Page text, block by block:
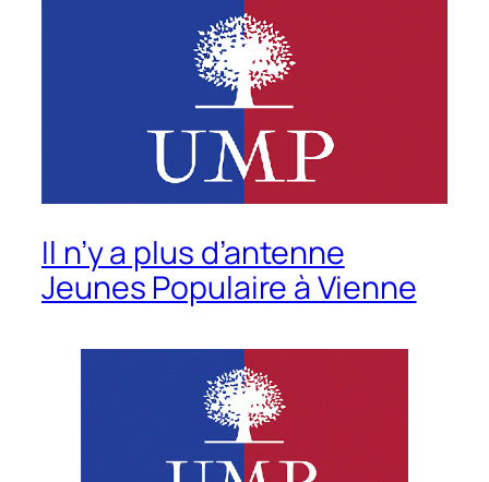
Il n’y a plus d’antenne
Jeunes Populaire à Vienne